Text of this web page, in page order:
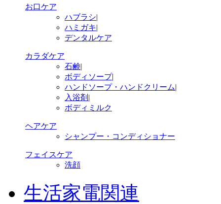
お口ケア
ハブラシ|
ハミガキ|
デンタルケア
カラダケア
石鹸|
ボディソープ|
ハンドソープ・ハンドクリーム|
入浴剤 |
ボディミルク
ヘアケア
シャンプー・コンディショナー
フェイスケア
洗顔
生活家電関連